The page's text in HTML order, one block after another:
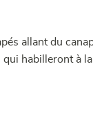
allant du
habilleront à